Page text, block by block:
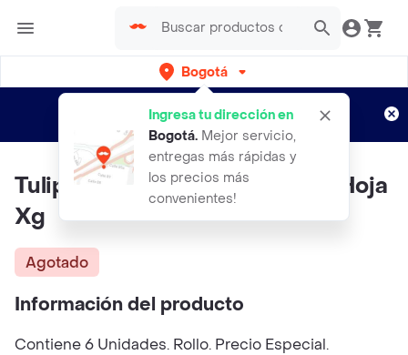
Bogotá
Ingresa tu dirección en
Bogotá. Mejor servicio,
entregas más rápidas y
los precios más
convenientes!
envíos gratis por semanas
Aplican TyC
Tulipán Papel Higienico Triple Hoja
Xg
Agotado
Información del producto
Contiene 6 Unidades. Rollo. Precio Especial.